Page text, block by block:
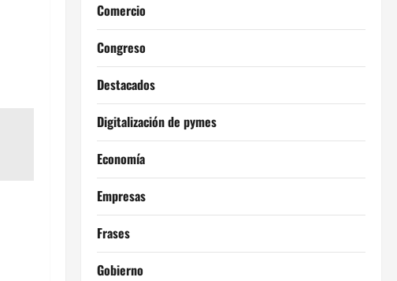
Comercio
Congreso
Destacados
Digitalización de pymes
Economía
Empresas
Frases
Gobierno